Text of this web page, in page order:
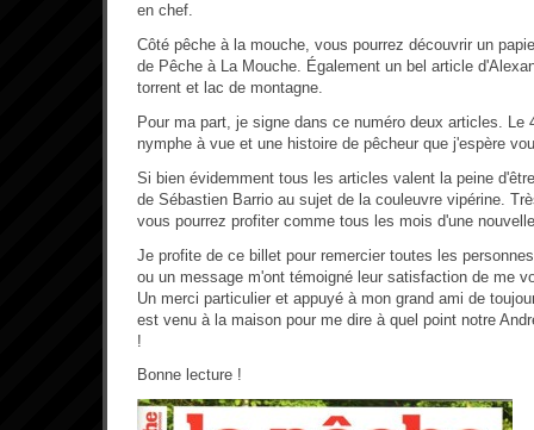
en chef.
Côté pêche à la mouche, vous pourrez découvrir un
de Pêche à La Mouche. Également un bel article
torrent et lac de montagne.
Pour ma part, je signe dans ce numéro deux articles. Le
nymphe à vue et une histoire de pêcheur que j'espère
Si bien évidemment tous les articles valent la peine
de Sébastien Barrio au sujet de la couleuvre vipérine.
vous pourrez profiter comme tous les mois d'une
Je profite de ce billet pour remercier toutes les
ou un message m'ont témoigné leur satisfaction de me
Un merci particulier et appuyé à mon grand ami de
est venu à la maison pour me dire à quel point notre
!
Bonne lecture !